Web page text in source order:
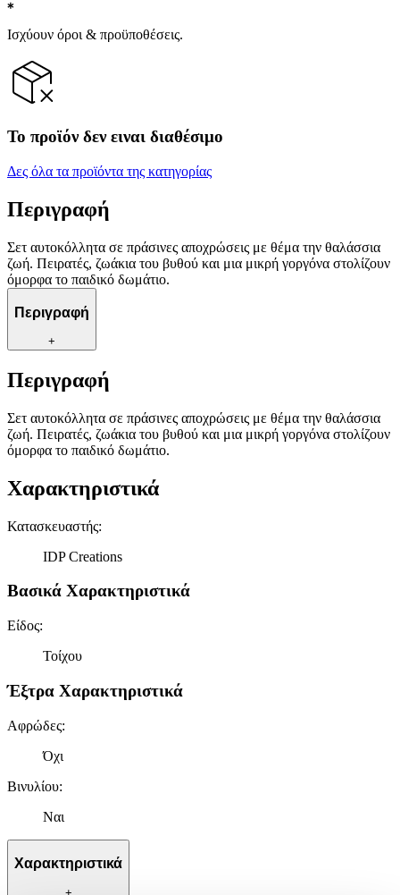
Ισχύουν όροι & προϋποθέσεις.
Το προϊόν δεν ειναι διαθέσιμο
Δες όλα τα προϊόντα της κατηγορίας
Περιγραφή
Σετ αυτοκόλλητα σε πράσινες αποχρώσεις με θέμα την θαλάσσια
ζωή. Πειρατές, ζωάκια του βυθού και μια μικρή γοργόνα στολίζουν
όμορφα το παιδικό δωμάτιο.
Περιγραφή
+
Περιγραφή
Σετ αυτοκόλλητα σε πράσινες αποχρώσεις με θέμα την θαλάσσια
ζωή. Πειρατές, ζωάκια του βυθού και μια μικρή γοργόνα στολίζουν
όμορφα το παιδικό δωμάτιο.
Χαρακτηριστικά
Κατασκευαστής:
IDP Creations
Βασικά Χαρακτηριστικά
Είδος:
Τοίχου
Έξτρα Χαρακτηριστικά
Αφρώδες:
Όχι
Βινυλίου:
Ναι
Χαρακτηριστικά